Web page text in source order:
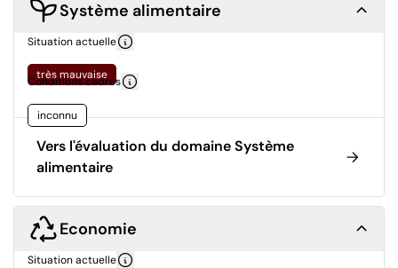
Système alimentaire
Situation actuelle
très mauvaise
Conditions cadres
inconnu
Vers l'évaluation du domaine Système
alimentaire
Economie
Situation actuelle